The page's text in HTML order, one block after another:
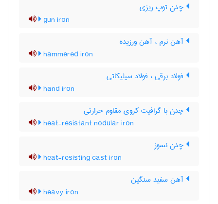
چدن توپ ریزی
gun iron
آهن نرم ، آهن ورزیده
hammered iron
فولاد برقی ، فولاد سیلیکاتی
hand iron
چدن با گرافیت کروی مقاوم حرارتی
heat-resistant nodular iron
چدن نسوز
heat-resisting cast iron
آهن سفید سنگین
heavy iron